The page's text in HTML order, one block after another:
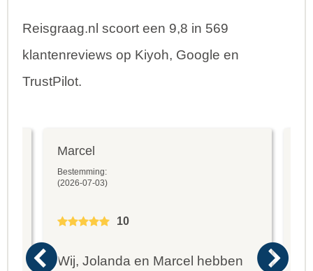
Reisgraag.nl scoort een 9,8 in 569
klantenreviews op Kiyoh, Google en
TrustPilot.
Marcel
Bestemming:
(2026-07-03)
10
Wij, Jolanda en Marcel hebben